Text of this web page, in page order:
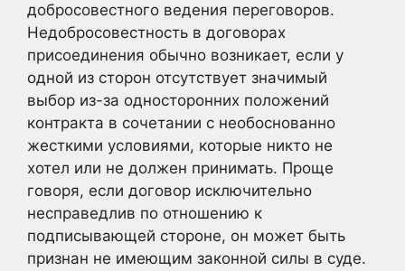
добросовестного ведения переговоров.
Недобросовестность в договорах
присоединения обычно возникает, если у
одной из сторон отсутствует значимый
выбор из-за односторонних положений
контракта в сочетании с необоснованно
жесткими условиями, которые никто не
хотел или не должен принимать. Проще
говоря, если договор исключительно
несправедлив по отношению к
подписывающей стороне, он может быть
признан не имеющим законной силы в суде.